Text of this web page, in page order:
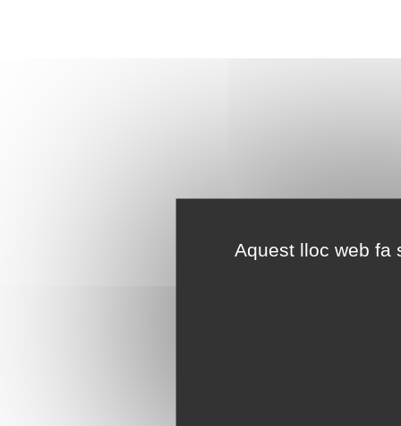
Aquest lloc web fa